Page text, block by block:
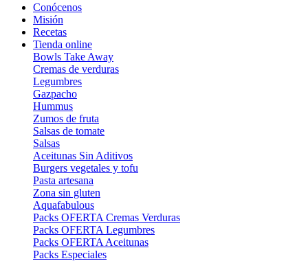
Conócenos
Misión
Recetas
Tienda online
Bowls Take Away
Cremas de verduras
Legumbres
Gazpacho
Hummus
Zumos de fruta
Salsas de tomate
Salsas
Aceitunas Sin Aditivos
Burgers vegetales y tofu
Pasta artesana
Zona sin gluten
Aquafabulous
Packs OFERTA Cremas Verduras
Packs OFERTA Legumbres
Packs OFERTA Aceitunas
Packs Especiales